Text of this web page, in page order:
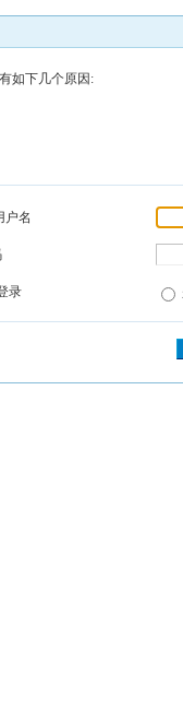
如下几个原因:
户名
录